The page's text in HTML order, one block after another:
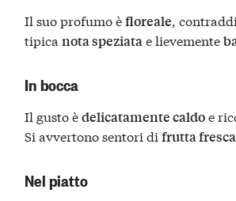
Il suo profumo èfloreale,
tipicanota speziatae lievemente
In bocca
Il gusto èdelicatamente caldoe
Si avvertono sentori difrutta fresca
Nel piatto